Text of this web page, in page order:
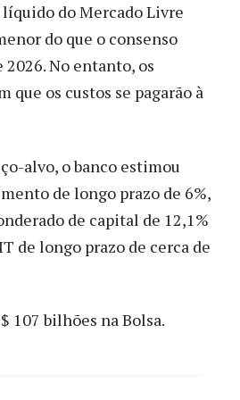
do Mercado Livre
do que o consenso
2026. No entanto, os
que os custos se pagarão à
alvo, o banco estimou
de longo prazo de 6%,
de capital de 12,1%
de longo prazo de cerca de
107 bilhões na Bolsa.